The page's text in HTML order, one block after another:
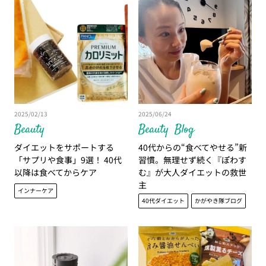
Beauty
2025/02/13
ダイエットをサポートする
「サプリや食事」9選！ 40代
以降は食べてからケア
インナーケア
Beauty Blog
2025/06/24
40代からの“食べてやせる”新
習慣。無理せず続く『ぽわす
む』が大人ダイエットの救世
主
40代ダイエット かがやき隊ブログ